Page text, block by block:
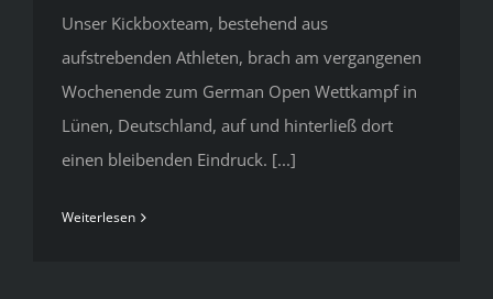
Unser Kickboxteam, bestehend aus
aufstrebenden Athleten, brach am vergangenen
Wochenende zum German Open Wettkampf in
Lünen, Deutschland, auf und hinterließ dort
einen bleibenden Eindruck. [...]
Weiterlesen